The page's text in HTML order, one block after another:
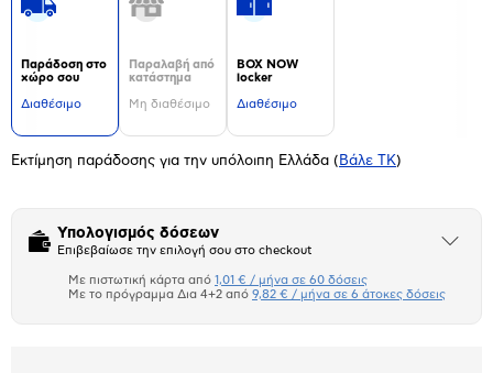
Παράδοση στο
χώρο σου
Διαθέσιμο
Παραλαβή από
κατάστημα
Μη διαθέσιμο
BOX NOW
locker
Διαθέσιμο
Εκτίμηση παράδοσης για την υπόλοιπη Ελλάδα ( Βάλε ΤΚ)
Υπολογισμός δόσεων
Επιβεβαίωσε την επιλογή σου στο checkout
Άνοιξε
Πιστωτική κάρτα
Με πιστωτική κάρτα από 1,01 € / μήνα σε 60 δόσεις
Με το πρόγραμμα Δια 4+2 από 9,82 € / μήνα σε 6 άτοκες δόσεις